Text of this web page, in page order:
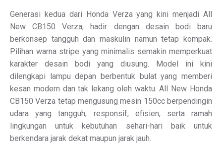
Generasi kedua dari Honda Verza yang kini menjadi All
New CB150 Verza, hadir dengan desain bodi baru
berkonsep tangguh dan maskulin namun tetap kompak.
Pilihan warna stripe yang minimalis semakin memperkuat
karakter desain bodi yang diusung. Model ini kini
dilengkapi lampu depan berbentuk bulat yang memberi
kesan modern dan tak lekang oleh waktu. All New Honda
CB150 Verza tetap mengusung mesin 150cc berpendingin
udara yang tangguh, responsif, efisien, serta ramah
lingkungan untuk kebutuhan sehari-hari baik untuk
berkendara jarak dekat maupun jarak jauh.